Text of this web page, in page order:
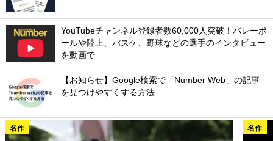
YouTubeチャンネル登録者数60,000人突破！バレーボ
ールや陸上、バスケ、野球などの選手のインタビュー
を動画で
【お知らせ】Google検索で「Number Web」の記事
を見つけやすくする方法
名作 名作